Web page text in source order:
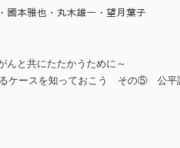
本雅也・丸木雄一・望月葉子
と共にたたかうために～
ケースを知っておこう その⑤ 公平